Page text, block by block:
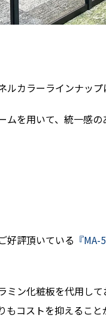
カラーラインナッ
ムを用いて、統一感
好評頂いている 『
ミン化粧板を代用し
コストを抑えるこ